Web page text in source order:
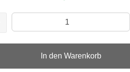
In den Warenkorb